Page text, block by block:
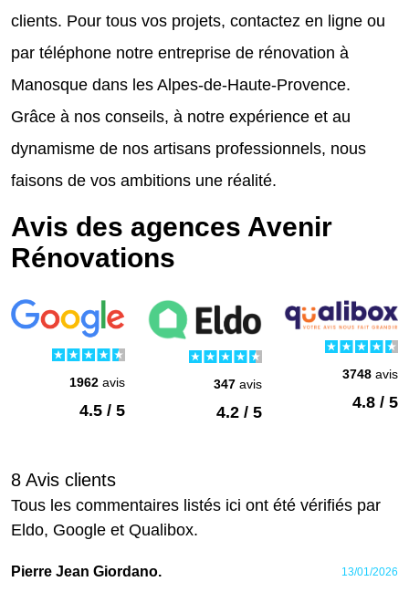
clients. Pour tous vos projets, contactez en ligne ou
par téléphone notre entreprise de rénovation à
Manosque dans les Alpes-de-Haute-Provence.
Grâce à nos conseils, à notre expérience et au
dynamisme de nos artisans professionnels, nous
faisons de vos ambitions une réalité.
Avis des agences Avenir
Rénovations
1962 avis
4.5 / 5
347avis
4.2 / 5
3748avis
4.8 / 5
8 Avis clients
Tous les commentaires listés ici ont été vérifiés par
Eldo, Google et Qualibox.
Pierre Jean Giordano. 13/01/2026